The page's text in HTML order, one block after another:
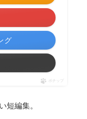
グ
ポチップ
短編集。